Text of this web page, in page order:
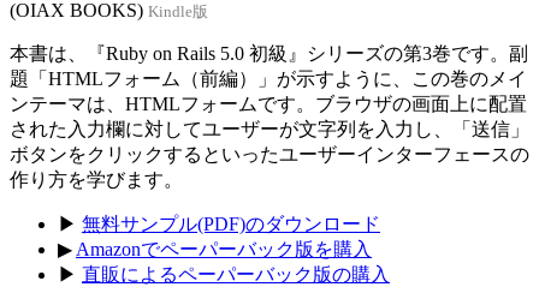
(OIAX BOOKS) Kindle版
本書は、『Ruby on Rails 5.0 初級』シリーズの第3巻です。副
題「HTMLフォーム（前編）」が示すように、この巻のメイ
ンテーマは、HTMLフォームです。ブラウザの画面上に配置
された入力欄に対してユーザーが文字列を入力し、「送信」
ボタンをクリックするといったユーザーインターフェースの
作り方を学びます。
▶ 無料サンプル(PDF)のダウンロード
▶ Amazonでペーパーバック版を購入
▶ 直販によるペーパーバック版の購入